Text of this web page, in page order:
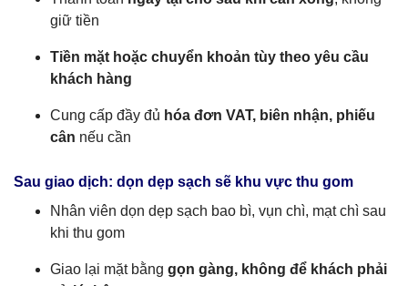
giữ tiền
Tiền mặt hoặc chuyển khoản tùy theo yêu cầu
khách hàng
Cung cấp đầy đủ hóa đơn VAT, biên nhận, phiếu
cân nếu cần
Sau giao dịch: dọn dẹp sạch sẽ khu vực thu gom
Nhân viên dọn dẹp sạch bao bì, vụn chì, mạt chì sau
khi thu gom
Giao lại mặt bằng gọn gàng, không để khách phải